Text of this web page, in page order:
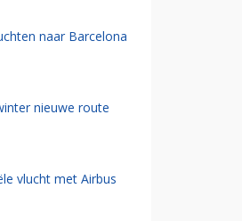
naar Barcelona
nieuwe route
vlucht met Airbus